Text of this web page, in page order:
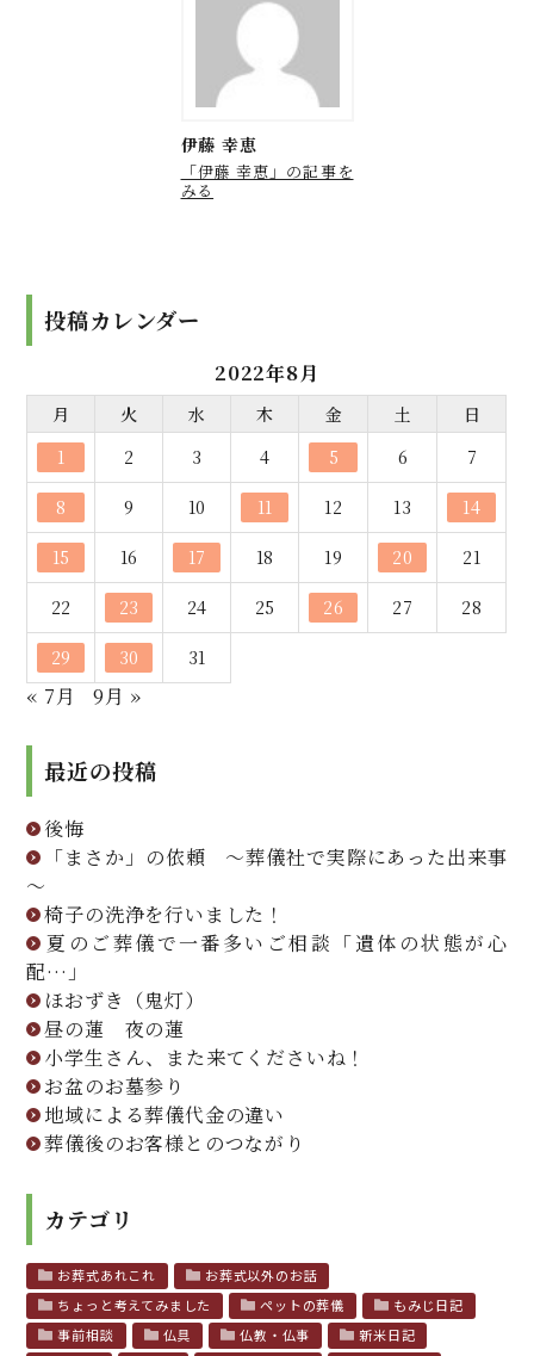
伊藤 幸恵
「伊藤 幸恵」の記事を
みる
投稿カレンダー
2022年8月
月 火 水 木 金 土
日
1
2 3 4 5 6 7
8 9 10 11 12 13 14
15 16 17 18 19 20 21
22 23 24 25 26 27 28
29 30 31
« 7月 9月 »
最近の投稿
後悔
「まさか」の依頼 ～葬儀社で実際にあった出来事
～
椅子の洗浄を行いました！
夏のご葬儀で一番多いご相談「遺体の状態が心
配…」
ほおずき（鬼灯）
昼の蓮 夜の蓮
小学生さん、また来てくださいね！
お盆のお墓参り
地域による葬儀代金の違い
葬儀後のお客様とのつながり
カテゴリ
お葬式あれこれ
お葬式以外のお話
ちょっと考えてみました
ペットの葬儀
もみじ日記
事前相談
仏具 仏教・仏事
新米日記